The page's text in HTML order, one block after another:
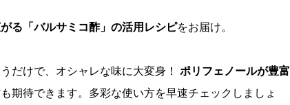
る「バルサミコ酢」の活用レシピをお届け。
だけで、オシャレな味に大変身！ ポリフェノールが豊富
期待できます。多彩な使い方を早速チェックしましょ